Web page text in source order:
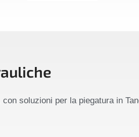
soluzioni per la piegatura in